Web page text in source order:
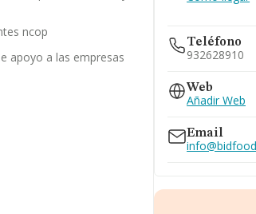
ncop
apoyo a las empresas
Teléfono
932628910
Web
Añadir Web
Email